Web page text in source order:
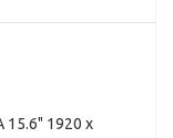
15.6" 1920 x